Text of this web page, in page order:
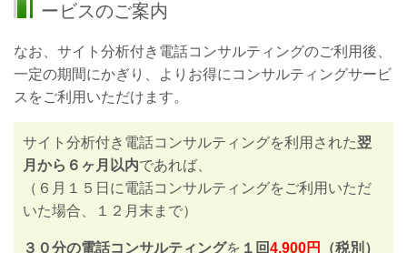
ービスのご案内
なお、サイト分析付き電話コンサルティングのご利用後、
一定の期間にかぎり、よりお得にコンサルティングサービ
スをご利用いただけます。
サイト分析付き電話コンサルティングを利用された翌
月から６ヶ月以内であれば、
（６月１５日に電話コンサルティングをご利用いただ
いた場合、１２月末まで）
３０分の電話コンサルティングを １回4,900円 （税別）